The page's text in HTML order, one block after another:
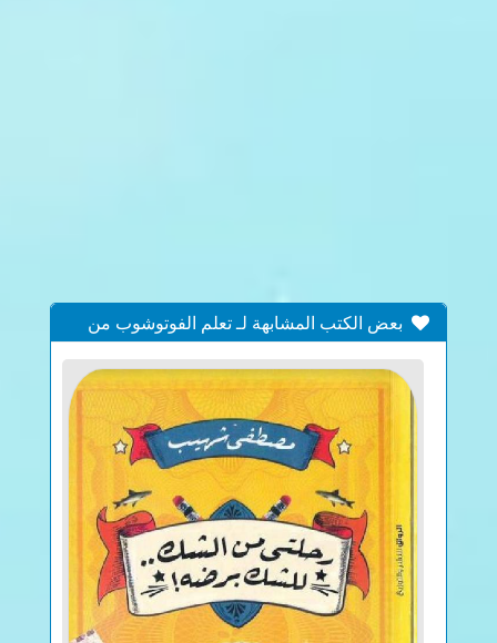
بعض الكتب المشابهة لـ تعلم الفوتوشوب من
الصفر الى الاحتراف